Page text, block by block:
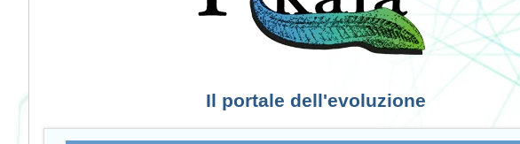
Il portale dell'evoluzione